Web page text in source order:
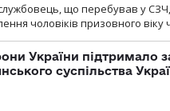
що перебував у
чоловіків призовного
України підтримало
суспільства